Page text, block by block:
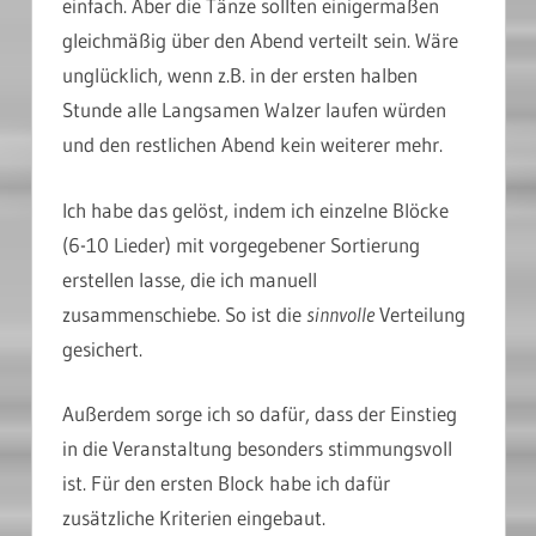
einfach. Aber die Tänze sollten einigermaßen
gleichmäßig über den Abend verteilt sein. Wäre
unglücklich, wenn z.B. in der ersten halben
Stunde alle Langsamen Walzer laufen würden
und den restlichen Abend kein weiterer mehr.
Ich habe das gelöst, indem ich einzelne Blöcke
(6-10 Lieder) mit vorgegebener Sortierung
erstellen lasse, die ich manuell
zusammenschiebe. So ist die sinnvolleVerteilung
gesichert.
Außerdem sorge ich so dafür, dass der Einstieg
in die Veranstaltung besonders stimmungsvoll
ist. Für den ersten Block habe ich dafür
zusätzliche Kriterien eingebaut.